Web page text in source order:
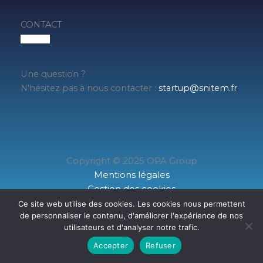
CONTACT
Une question ?
N'hésitez pas à nous contacter : startup@snitem.fr
Copyright © 2025 OPA Group
Mentions légales
Gestion des cookies
Données personnelles
www.snitem.fr
Ce site web utilise des cookies. Les cookies nous permettent
de personnaliser le contenu, d'améliorer l'expérience de nos
utilisateurs et d'analyser notre trafic.
Accepter
Refuser